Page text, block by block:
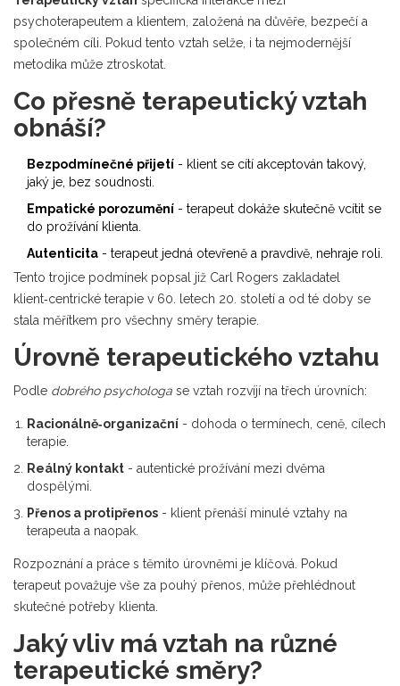
psychoterapeutem a klientem, založená na důvěře, bezpečí a
společném cíli . Pokud tento vztah selže, i ta nejmodernější
metodika může ztroskotat.
Co přesně terapeutický vztah
obnáší?
Bezpodmínečné přijetí - klient se cítí akceptován takový,
jaký je, bez soudnosti.
Empatické porozumění - terapeut dokáže skutečně vcítit se
do prožívání klienta.
Autenticita - terapeut jedná otevřeně a pravdivě, nehraje roli.
Tento trojice podmínek popsal již Carl Rogers zakladatel
klient‑centrické terapie v 60. letech 20. století a od té doby se
stala měřítkem pro všechny směry terapie.
Úrovně terapeutického vztahu
Podle dobrého psychologa se vztah rozvíjí na třech úrovních:
Racionálně‑organizační - dohoda o termínech, ceně, cílech
terapie.
Reálný kontakt - autentické prožívání mezi dvěma
dospělými.
Přenos a protipřenos - klient přenáší minulé vztahy na
terapeuta a naopak.
Rozpoznání a práce s těmito úrovněmi je klíčová. Pokud
terapeut považuje vše za pouhý přenos, může přehlédnout
skutečné potřeby klienta.
Jaký vliv má vztah na různé
terapeutické směry?